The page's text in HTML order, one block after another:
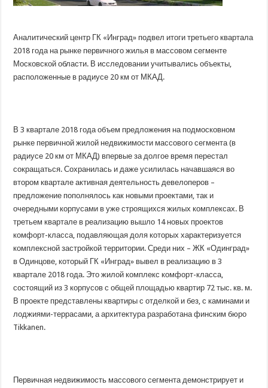
Аналитический центр ГК «Инград» подвел итоги третьего квартала
2018 года на рынке первичного жилья в массовом сегменте
Московской области. В исследовании учитывались объекты,
расположенные в радиусе 20 км от МКАД.
В 3 квартале 2018 года объем предложения на подмосковном
рынке первичной жилой недвижимости массового сегмента (в
радиусе 20 км от МКАД) впервые за долгое время перестал
сокращаться. Сохранилась и даже усилилась начавшаяся во
втором квартале активная деятельность девелоперов –
предложение пополнялось как новыми проектами, так и
очередными корпусами в уже строящихся жилых комплексах. В
третьем квартале в реализацию вышло 14 новых проектов
комфорт-класса, подавляющая доля которых характеризуется
комплексной застройкой территории. Среди них – ЖК «Одинград»
в Одинцове, который ГК «Инград» вывел в реализацию в 3
квартале 2018 года. Это жилой комплекс комфорт-класса,
состоящий из 3 корпусов с общей площадью квартир 72 тыс. кв. м.
В проекте представлены квартиры с отделкой и без, с каминами и
лоджиями-террасами, а архитектура разработана финским бюро
Tikkanen.
Первичная недвижимость массового сегмента демонстрирует и